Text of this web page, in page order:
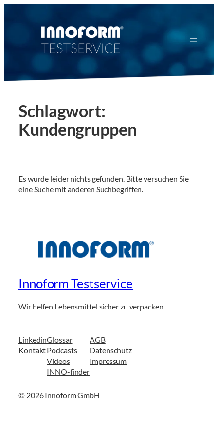
Schlagwort:
Kundengruppen
Es wurde leider nichts gefunden. Bitte versuchen Sie
eine Suche mit anderen Suchbegriffen.
Innoform Testservice
Wir helfen Lebensmittel sicher zu verpacken
Linkedin
Kontakt
Glossar
Podcasts
Videos
INNO-finder
AGB
Datenschutz
Impressum
© 2026 Innoform GmbH